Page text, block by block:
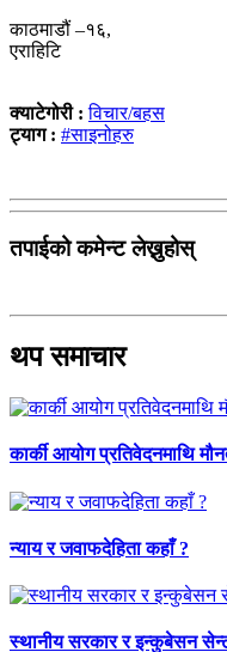
काठमाडौं –१६,
एराहिटि
क्याटेगोरी :विचार/बहस
ट्याग : #साइनोहरु
तपाईको कमेन्ट लेख्नुहोस्
थप समाचार
कार्की आयोग प्रतिवेदनमाथि
न्याय र जवाफदेहिता कहाँ ?
स्थानीय सरकार र इन्कुबेसन